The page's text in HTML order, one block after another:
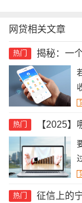
网贷相关文章
热门 揭秘：一个
热门 【2025】哪
热门 征信上的宁